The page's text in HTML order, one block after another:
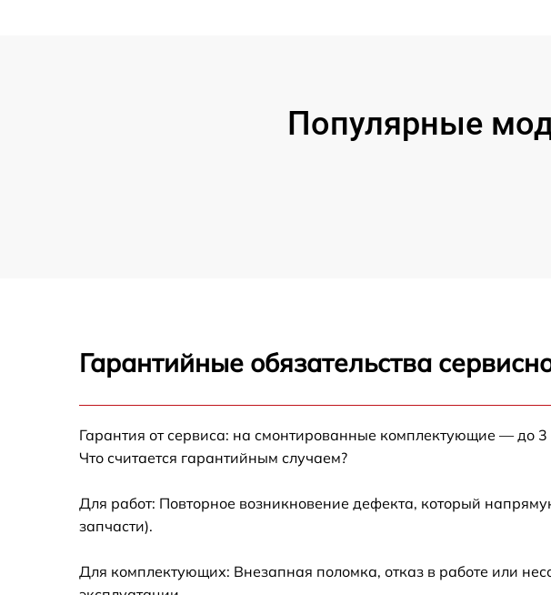
Популярные
Гарантийные обязательства
Гарантия от сервиса: на смонтированные комплектующие — до 3
Что считается гарантийным случаем?
Для работ: Повторное возникновение дефекта, который
запчасти).
Для комплектующих: Внезапная поломка, отказ в работе или